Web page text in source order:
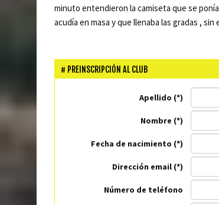
minuto entendieron la camiseta que se
acudía en masa y que llenaba las gradas ,
PREINSCRIPCIÓN AL CLUB
Apellido
Nombre
Fecha de nacimiento
Dirección email
Número de teléfono